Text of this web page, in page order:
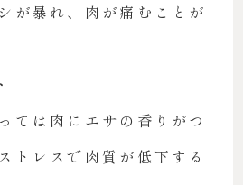
が暴れ、肉が痛むことが
ては肉にエサの香りがつ
トレスで肉質が低下する